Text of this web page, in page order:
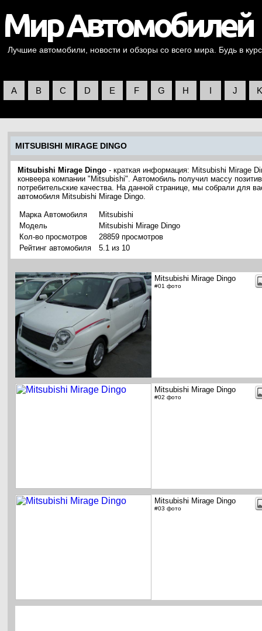
Лучшие автомобили, новости и обзоры со всего мира. Будь в
A B C D E F G H I J K
MITSUBISHI MIRAGE DINGO
Mitsubishi Mirage Dingo - краткая информация: Mitsubishi Mirage
конвеера компании "Mitsubishi". Автомобиль получил массу
потребительские качества. На данной странице, мы собрали для
автомобиля Mitsubishi Mirage Dingo.
Марка Автомобиля
Mitsubishi
Модель
Mitsubishi Mirage Dingo
Кол-во просмотров
28859 просмотров
Рейтинг автомобиля
5.1 из 10
Mitsubishi Mirage Dingo
#01 фото
Mitsubishi Mirage Dingo
#02 фото
Mitsubishi Mirage Dingo
#03 фото